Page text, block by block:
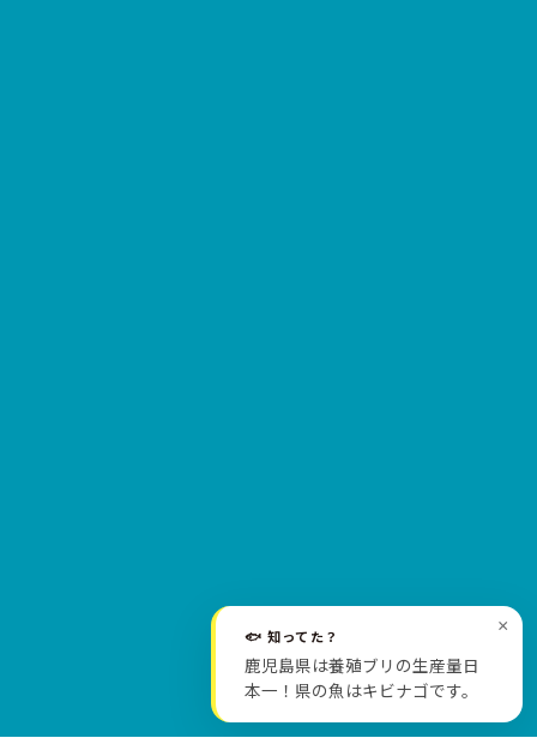
×
🐟 知ってた？
鹿児島県は養殖ブリの生産量日
本一！県の魚はキビナゴです。
SCROLL